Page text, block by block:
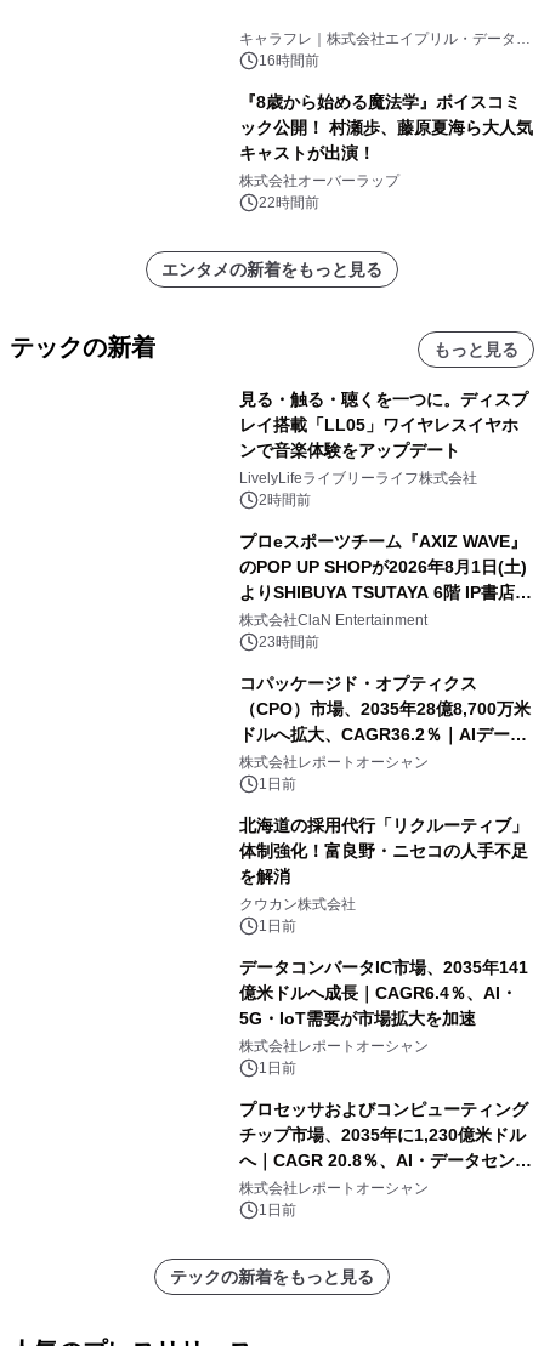
キャラフレ｜株式会社エイプリル・データ・
デザインズ
16時間前
『8歳から始める魔法学』ボイスコミ
ック公開！ 村瀬歩、藤原夏海ら大人気
キャストが出演！
株式会社オーバーラップ
22時間前
エンタメの新着をもっと見る
テックの新着 もっと見る
見る・触る・聴くを一つに。ディスプ
レイ搭載「LL05」ワイヤレスイヤホ
ンで音楽体験をアップデート
LivelyLifeライブリーライフ株式会社
2時間前
プロeスポーツチーム『AXIZ WAVE』
のPOP UP SHOPが2026年8月1日(土)
よりSHIBUYA TSUTAYA 6階 IP書店で
開催決定！！
株式会社ClaN Entertainment
23時間前
コパッケージド・オプティクス
（CPO）市場、2035年28億8,700万米
ドルへ拡大、CAGR36.2％｜AIデータ
センター・高速光通信需要が成長を加
速
株式会社レポートオーシャン
1日前
北海道の採用代行「リクルーティブ」
体制強化！富良野・ニセコの人手不足
を解消
クウカン株式会社
1日前
データコンバータIC市場、2035年141
億米ドルへ成長｜CAGR6.4％、AI・
5G・IoT需要が市場拡大を加速
株式会社レポートオーシャン
1日前
プロセッサおよびコンピューティング
チップ市場、2035年に1,230億米ドル
へ｜CAGR 20.8％、AI・データセンタ
ー需要が成長を牽引
株式会社レポートオーシャン
1日前
テックの新着をもっと見る